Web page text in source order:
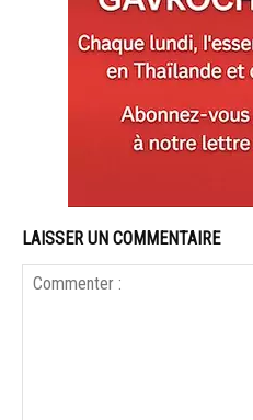
LAISSER UN COMMENTAIRE